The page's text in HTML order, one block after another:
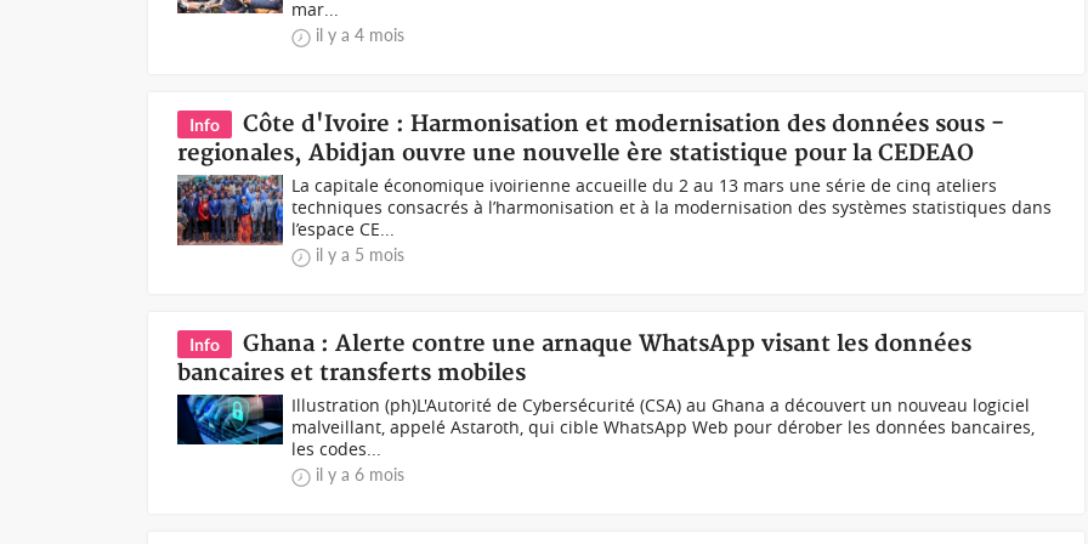
mar...
il y a 4 mois
Info
Côte d'Ivoire : Harmonisation et modernisation des données sous -
regionales, Abidjan ouvre une nouvelle ère statistique pour la CEDEAO
La capitale économique ivoirienne accueille du 2 au 13 mars une série de cinq ateliers
techniques consacrés à l’harmonisation et à la modernisation des systèmes statistiques dans
l’espace CE...
il y a 5 mois
Info
Ghana : Alerte contre une arnaque WhatsApp visant les données
bancaires et transferts mobiles
Illustration (ph)L'Autorité de Cybersécurité (CSA) au Ghana a découvert un nouveau logiciel
malveillant, appelé Astaroth, qui cible WhatsApp Web pour dérober les données bancaires,
les codes...
il y a 6 mois